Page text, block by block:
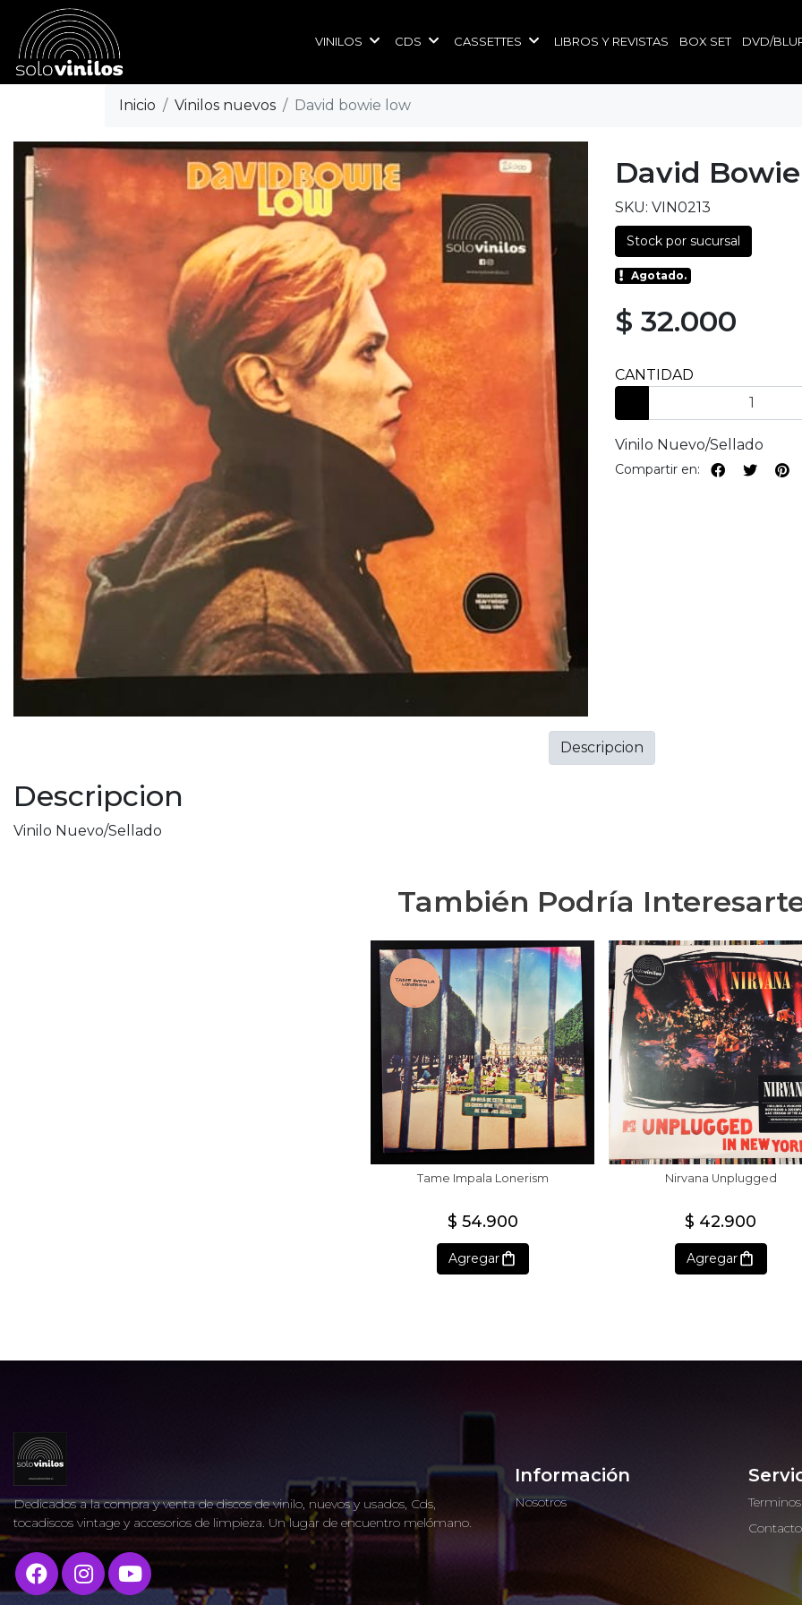
VINILOS CDS CASSETTES LIBROS Y REVISTAS BOX SET DVD/
Inicio Vinilos nuevos David bowie low
David
SKU: VIN0213
Stock por sucursal
Agotado.
$ 32.000
CANTIDAD
Vinilo Nuevo/Sellado
Compartir en:
Descripcion
Vinilo Nuevo/Sellado
Descripcion
También Podría
Tame Impala Lonerism
$ 54.900
Agregar
Nirvana Unplugged
$ 42.900
Agregar
Dedicados a la compra y venta de discos de vinilo, nuevos y usados, Cds,
tocadiscos vintage y accesorios de limpieza. Un lugar de encuentro melómano.
Información
Nosotros
Contacto